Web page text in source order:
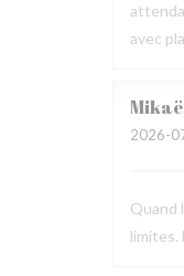
avec
2026-
Quand
limites.